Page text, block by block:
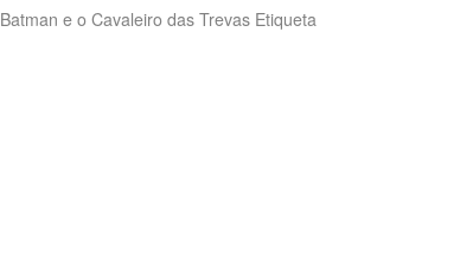
Batman e o Cavaleiro das Trevas Etiqueta